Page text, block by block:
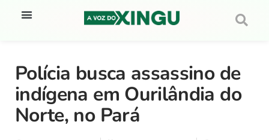
Polícia busca assassino de
indígena em Ourilândia do
Norte, no Pará